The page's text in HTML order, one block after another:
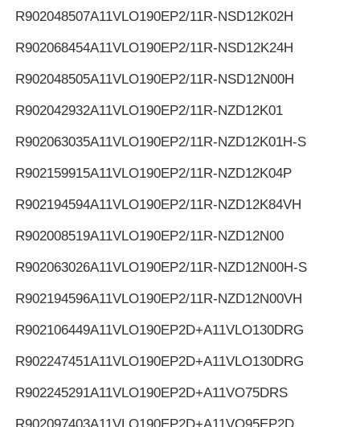
R902048507A11VLO190EP2/11R-NSD12K02H
R902068454A11VLO190EP2/11R-NSD12K24H
R902048505A11VLO190EP2/11R-NSD12N00H
R902042932A11VLO190EP2/11R-NZD12K01
R902063035A11VLO190EP2/11R-NZD12K01H-S
R902159915A11VLO190EP2/11R-NZD12K04P
R902194594A11VLO190EP2/11R-NZD12K84VH
R902008519A11VLO190EP2/11R-NZD12N00
R902063026A11VLO190EP2/11R-NZD12N00H-S
R902194596A11VLO190EP2/11R-NZD12N00VH
R902106449A11VLO190EP2D+A11VLO130DRG
R902247451A11VLO190EP2D+A11VLO130DRG
R902245291A11VLO190EP2D+A11VO75DRS
R902097403A11VLO190EP2D+A11VO95EP2D